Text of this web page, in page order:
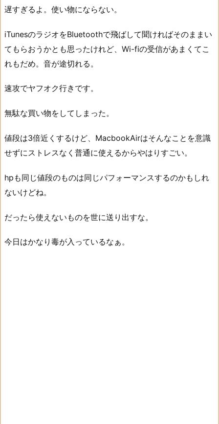
遅すぎるよ。使い物にならない。
iTunesのラジオをBluetoothで飛ばして聞ければそのままい
てもらおうかとも思ったけれど、Wi-fiの受信があまくてこ
れもだめ。音が途切れる。
速攻でヤフオク行きです。
無駄な買い物をしてしまった。
値段は3倍近くするけど、MacbookAirはそんなことを意識
せずにストレスなく普通に使えるからやはりすごい。
hpも同じ値段のものは同じパフォーマンスするのかもしれ
ないけどね。
だったら使えないものを世に送り出すな。
今日はかなり毒が入っているなぁ。